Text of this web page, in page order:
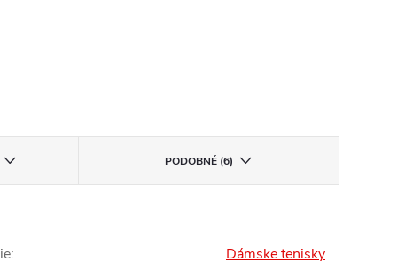
PODOBNÉ (6)
: Dámske tenisky